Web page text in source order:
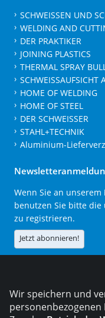
SCHWEISSEN UND
WELDING AND
DER PRAKTIKER
JOINING PLASTICS
THERMAL SPRAY
SCHWEISSAUFSICHT
HOME OF WELDING
HOME OF STEEL
DER SCHWEISSER
STAHL+TECHNIK
Aluminium-
Wenn Sie an unserem
benutzen Sie bitte die
zu registrieren.
Jetzt abonnieren!
Die DVS Media
Wir speichern und